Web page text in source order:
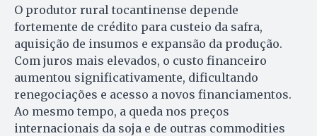
O produtor rural tocantinense depende
fortemente de crédito para custeio da safra,
aquisição de insumos e expansão da produção.
Com juros mais elevados, o custo financeiro
aumentou significativamente, dificultando
renegociações e acesso a novos financiamentos.
Ao mesmo tempo, a queda nos preços
internacionais da soja e de outras commodities